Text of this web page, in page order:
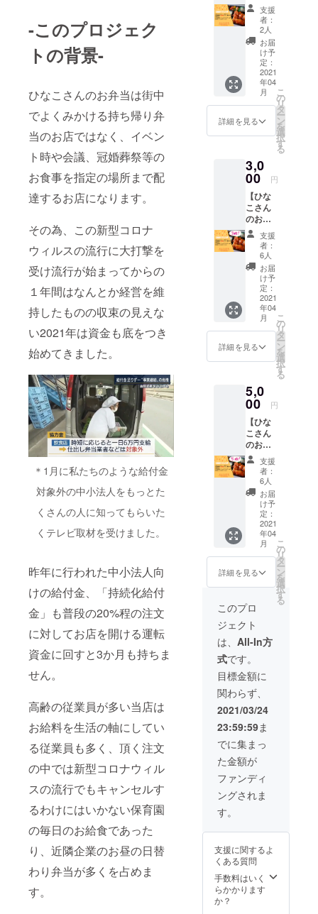
-このプロジェク
トの背景-
ひなこさんのお弁当は街中
でよくみかける持ち帰り弁
当のお店ではなく、イベン
ト時や会議、冠婚葬祭等の
お食事を指定の場所まで配
達するお店になります。
その為、この新型コロナ
ウィルスの流行に大打撃を
受け流行が始まってからの
１年間はなんとか経営を維
持したものの収束の見えな
い2021年は資金も底をつき
始めてきました。
＊1月に私たちのような給付金
対象外の中小法人をもっとた
くさんの人に知ってもらいた
くテレビ取材を受けました。
昨年に行われた中小法人向
けの給付金、「持続化給付
金」も普段の20%程の注文
に対してお店を開ける運転
資金に回すと3か月も持ちま
せん。
高齢の従業員が多い当店は
お給料を生活の軸にしてい
る従業員も多く、頂く注文
の中では新型コロナウィル
スの流行でもキャンセルす
るわけにはいかない保育園
の毎日のお給食であった
り、近隣企業のお昼の日替
わり弁当が多くを占めま
す。
認している
ところで
皆様よろし
くお願いし
ます！
当1000
円引き
券】1枚
・全て
のメ
ニュー
対象の
1000円
割引券
です。
・ご注
文5個よ
だけま
す。 ・
有効期
限は配
布後１
０月末
日まで
となり
ます。
支援
者：
2人
お届
け予
定：
2021
年04
月
詳細を見る
こ
の
リ
タ
ー
ン
を
選
択
す
る
3,0
00 円
【ひな
こさん
のお弁
当1000
円引き
券】3枚
・全て
のメ
ニュー
対象の
1000円
割引券
です。
・ご注
文5個よ
ます。
・一度
のご注
文に複
数枚利
用も可
能で
す。 ・
有効期
限は配
布後１
０月末
日まで
となり
ます。
支援
者：
6人
お届
け予
定：
2021
年04
月
詳細を見る
こ
の
リ
タ
ー
ン
を
選
択
す
る
5,0
00 円
【ひな
こさん
のお弁
当1000
円引き
券】5枚
・全て
のメ
ニュー
対象の
1000円
割引券
です。
・ご注
文5個よ
い頂け
ます。
・一度
のご注
文に複
数枚利
用も可
能で
す。 ・
有効期
限は配
布後１
０月末
日まで
となり
ます。
支援
者：
6人
お届
け予
定：
2021
年04
月
詳細を見る
こ
の
リ
タ
ー
ン
を
選
択
す
る
このプロ
ジェクト
は、 All-In方
式です。
目標金額に
関わらず、
2021/03/24
23:59:59ま
でに集まっ
た金額が
ファンディ
ングされま
す。
支援に関するよ
くある質問
手数料はいく
らかかります
か？